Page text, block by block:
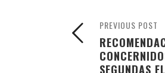
PREVIOUS POST
SEGUNDAS